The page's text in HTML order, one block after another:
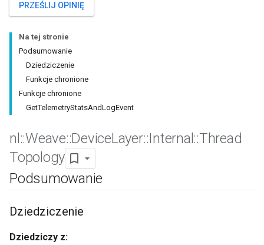
PRZEŚLIJ OPINIĘ
Na tej stronie
Podsumowanie
Dziedziczenie
Funkcje chronione
Funkcje chronione
GetTelemetryStatsAndLogEvent
nl ::Weave::DeviceLayer::Internal ::Thread
Topology
Podsumowanie
Dziedziczenie
Dziedziczy z: